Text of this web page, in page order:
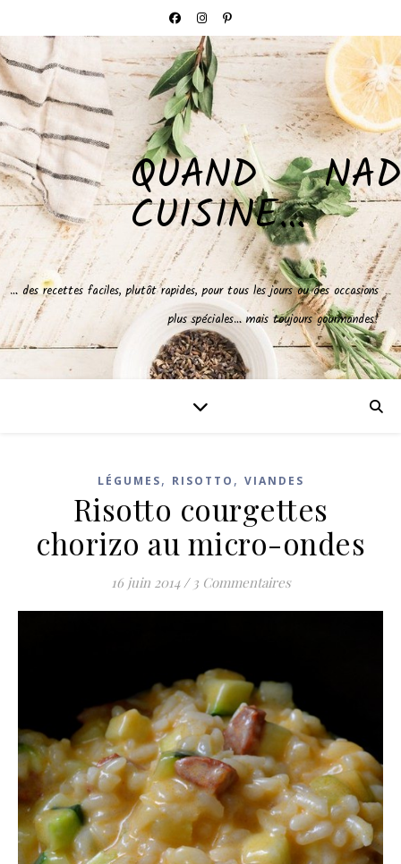
QUAND NAD
CUISINE…
… des recettes faciles, plutôt rapides, pour tous les jours ou des occasions
plus spéciales… mais toujours gourmandes!
LÉGUMES, RISOTTO , VIANDES
Risotto courgettes
chorizo au micro-ondes
16 juin 2014 / 3 Commentaires